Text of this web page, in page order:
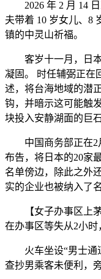
2026 年 2 月 14 日
夫带着 10 岁女儿、8
镇的中灵山祈福。
客岁十一月，日本
凝固。 时任辅弼正在
述，将台海地域的潜
钩，并暗示这可能触
块投入安静湖面的巨
中国商务部正在2
布告，将日本的20家
名单傍边，除此之外
实的企业也被纳入了
【女子办事区上茅
在办事区等失从2小时
火车坐设“男士通
查抄男乘客未便利，